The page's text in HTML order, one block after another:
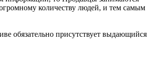
количеству людей, и тем самым
обязательно присутствует выдающийся